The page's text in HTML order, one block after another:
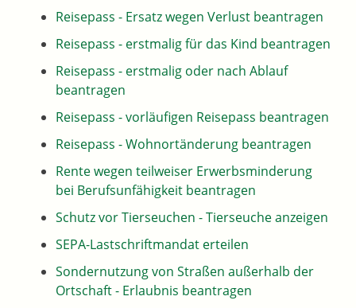
Reisepass - Ersatz wegen Verlust beantragen
Reisepass - erstmalig für das Kind beantragen
Reisepass - erstmalig oder nach Ablauf
beantragen
Reisepass - vorläufigen Reisepass beantragen
Reisepass - Wohnortänderung beantragen
Rente wegen teilweiser Erwerbsminderung
bei Berufsunfähigkeit beantragen
Schutz vor Tierseuchen - Tierseuche anzeigen
SEPA-Lastschriftmandat erteilen
Sondernutzung von Straßen außerhalb der
Ortschaft - Erlaubnis beantragen